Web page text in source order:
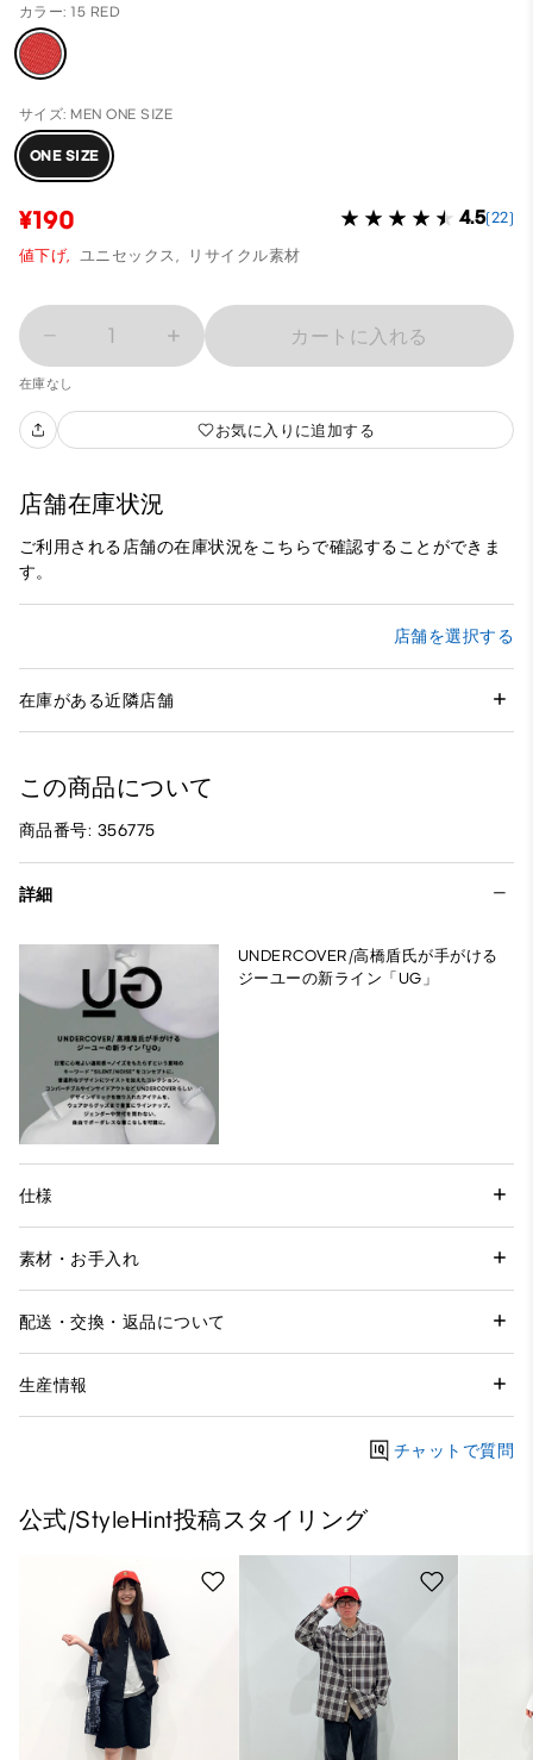
カラー: 15 RED
サイズ: MEN ONE SIZE
ONE SIZE
¥190 4.5(22)
値下げ, ユニセックス, リサイクル素材
1 カートに入れる
在庫なし
お気に入りに追加する
店舗在庫状況
ご利用される店舗の在庫状況をこちらで確認することができま
す。
店舗を選択する
在庫がある近隣店舗
この商品について
商品番号: 356775
詳細
UNDERCOVER/高橋盾氏が手がける
ジーユーの新ライン「UG」
仕様
素材・お手入れ
配送・交換・返品について
生産情報
チャットで質問
公式/StyleHint投稿スタイリング